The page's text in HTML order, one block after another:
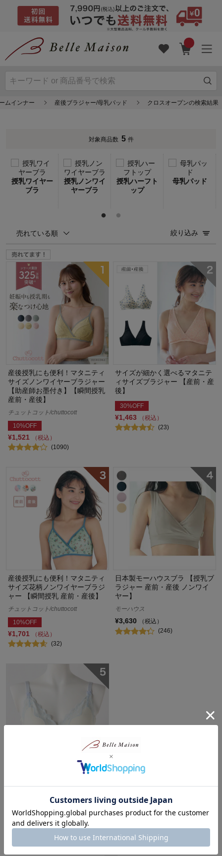
ムインナー 産後ブラジャー/母乳パッド クロスオープンの検索結果
対象商品数 5 件
授乳ワイヤー
ブラ
授乳ノンワイ
ヤーブラ
授乳ハーフト
ップ
母乳パッド
売れている順 絞り込み
産後授乳にも便利！マタニティ
サイズノンワイヤーブラジャー
【助産師お墨付き】【瞬間授乳
産前・産後】
チュットコット/chuttocott
10%OFF
¥1,521
（税込）
(1090)
サイズが細かく選べるマタニテ
ィサイズブラジャー 【産前・産
後】
30%OFF
¥1,463
（税込）
(23)
産後授乳にも便利！マタニティ
サイズ花柄ノンワイヤーブラジ
ャー 【瞬間授乳 産前・産後】
チュットコット/chuttocott
10%OFF
¥1,701
（税込）
(32)
日本製モーハウスブラ 【授乳ブ
ラジャー 産前・産後 ノンワイ
ヤー】
モーハウス
¥3,630
（税込）
(246)
授乳対応ナチュラルフィットブ
¥2,090 （税込）
(4)